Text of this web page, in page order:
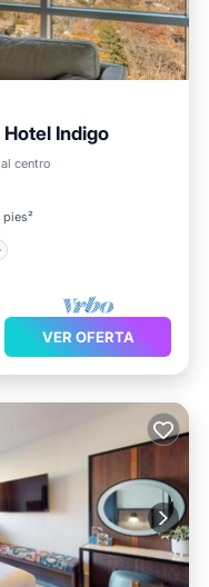
Indigo
centro
pies²
VER OFERTA